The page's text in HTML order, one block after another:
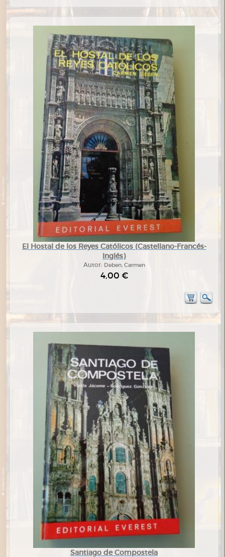
El Hostal de los Reyes Católicos (Castellano-Francés-
Inglés)
Autor: Deben, Carmen
4,00 €
Santiago de Compostela